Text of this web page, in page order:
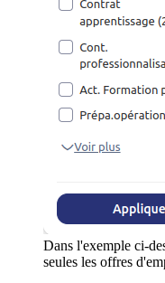
Dans l'exemple ci-
seules les offres